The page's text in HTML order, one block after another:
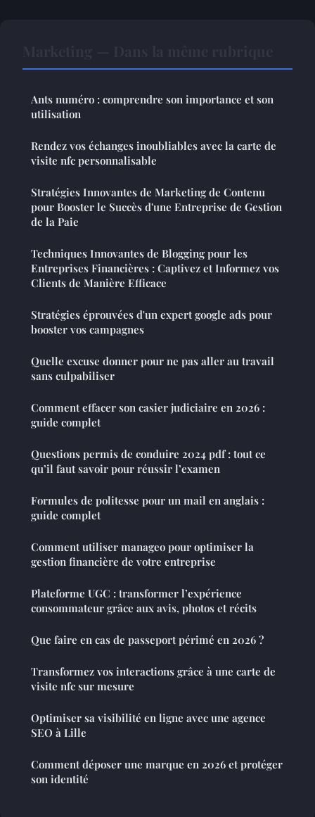
Ants numéro : comprendre son importance et son
utilisation
Rendez vos échanges inoubliables avec la carte de
visite nfc personnalisable
Stratégies Innovantes de Marketing de Contenu
pour Booster le Succès d'une Entreprise de Gestion
de la Paie
Techniques Innovantes de Blogging pour les
Entreprises Financières : Captivez et Informez vos
Clients de Manière Efficace
Stratégies éprouvées d'un expert google ads pour
booster vos campagnes
Quelle excuse donner pour ne pas aller au travail
sans culpabiliser
Comment effacer son casier judiciaire en 2026 :
guide complet
Questions permis de conduire 2024 pdf : tout ce
qu’il faut savoir pour réussir l’examen
Formules de politesse pour un mail en anglais :
guide complet
Comment utiliser manageo pour optimiser la
gestion financière de votre entreprise
Plateforme UGC : transformer l’expérience
consommateur grâce aux avis, photos et récits
Que faire en cas de passeport périmé en 2026 ?
Transformez vos interactions grâce à une carte de
visite nfc sur mesure
Optimiser sa visibilité en ligne avec une agence
SEO à Lille
Comment déposer une marque en 2026 et protéger
son identité